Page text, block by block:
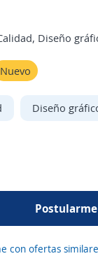
Diseño
Nuevo
Diseño
Postularme
con ofertas